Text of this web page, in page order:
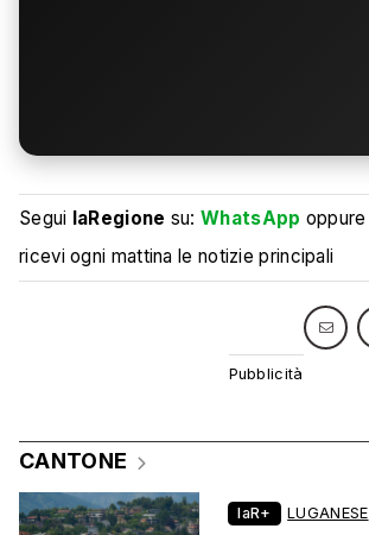
Segui laRegione su:WhatsApp oppure
ricevi ogni mattina le notizie principali
CANTONE
laR+ LUGANESE